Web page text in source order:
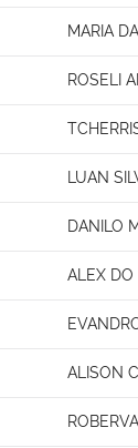
MARIA
ROSELI
LUAN
DANILO
ALEX DO
ALISON